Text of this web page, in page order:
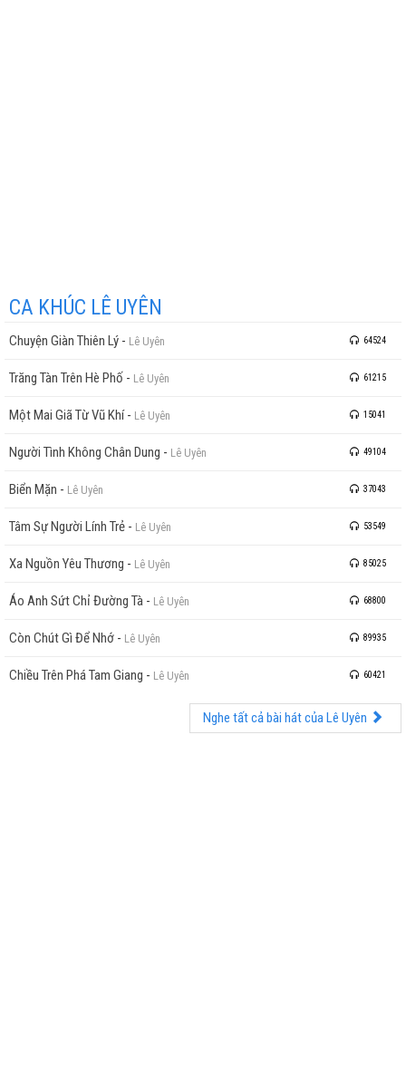
CA KHÚC LÊ UYÊN
Chuyện Giàn Thiên Lý - Lê Uyên 64524
Trăng Tàn Trên Hè Phố - Lê Uyên 61215
Một Mai Giã Từ Vũ Khí- Lê Uyên 15041
Người Tình Không Chân Dung - Lê Uyên 49104
Biển Mặn - Lê Uyên 37043
Tâm Sự Người Lính Trẻ - Lê Uyên 53549
Xa Nguồn Yêu Thương - Lê Uyên 85025
Áo Anh Sứt Chỉ Đường Tà - Lê Uyên 68800
Còn Chút Gì Để Nhớ - Lê Uyên 89935
Chiều Trên Phá Tam Giang - Lê Uyên 60421
Nghe tất cả bài hát của Lê Uyên